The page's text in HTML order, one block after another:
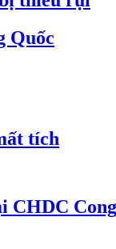
Quốc
tích
CHDC